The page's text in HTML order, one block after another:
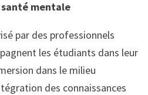
mentale
par des professionnels
les étudiants dans leur
dans le milieu
des connaissances